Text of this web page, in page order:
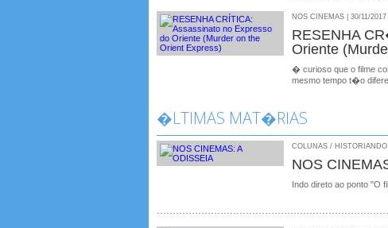
NOS CINEMAS | 30/11/2017
RESENHA
Oriente
� curioso que o filme
mesmo tempo t�o
�LTIMAS MAT�RIAS
COLUNAS /
NOS
Indo direto ao ponto "O